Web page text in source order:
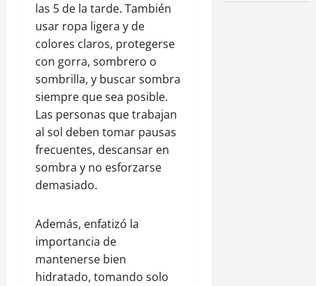
las 5 de la tarde. También
usar ropa ligera y de
colores claros, protegerse
con gorra, sombrero o
sombrilla, y buscar sombra
siempre que sea posible.
Las personas que trabajan
al sol deben tomar pausas
frecuentes, descansar en
sombra y no esforzarse
demasiado.
Además, enfatizó la
importancia de
mantenerse bien
hidratado, tomando solo